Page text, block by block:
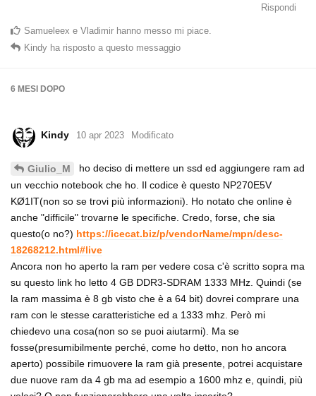
Rispondi
Samueleex e Vladimir hanno messo mi piace
Kindy ha risposto a questo messaggio
6 MESI DOPO
Kindy 10 apr 2023 Modificato
Giulio_M
ho deciso di mettere un ssd ed aggiungere ram ad
un vecchio notebook che ho. Il codice è questo NP270E5V
KØ1IT(non so se trovi più informazioni). Ho notato che online è
anche "difficile" trovarne le specifiche. Credo, forse, che sia
questo(o no?) https://icecat.biz/p/vendorName/mpn/desc-
18268212.html#live
Ancora non ho aperto la ram per vedere cosa c'è scritto sopra ma
su questo link ho letto 4 GB DDR3-SDRAM 1333 MHz. Quindi (se
la ram massima è 8 gb visto che è a 64 bit) dovrei comprare una
ram con le stesse caratteristiche ed a 1333 mhz. Però mi
chiedevo una cosa(non so se puoi aiutarmi). Ma se
fosse(presumibilmente perché, come ho detto, non ho ancora
aperto) possibile rimuovere la ram già presente, potrei acquistare
due nuove ram da 4 gb ma ad esempio a 1600 mhz e, quindi, più